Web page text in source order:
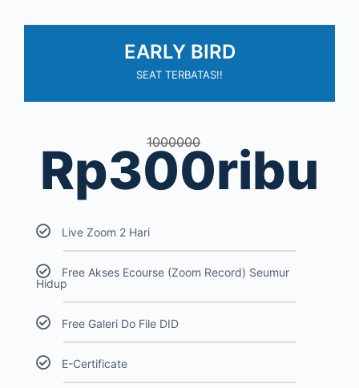
EARLY BIRD
SEAT TERBATAS!!
1000000
Rp300ribu
Live Zoom 2 Hari
Free Akses Ecourse (Zoom Record) Seumur
Hidup
Free Galeri Do File DID
E-Certificate